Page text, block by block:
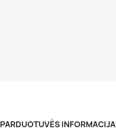
PARDUOTUVĖS INFORMACIJA